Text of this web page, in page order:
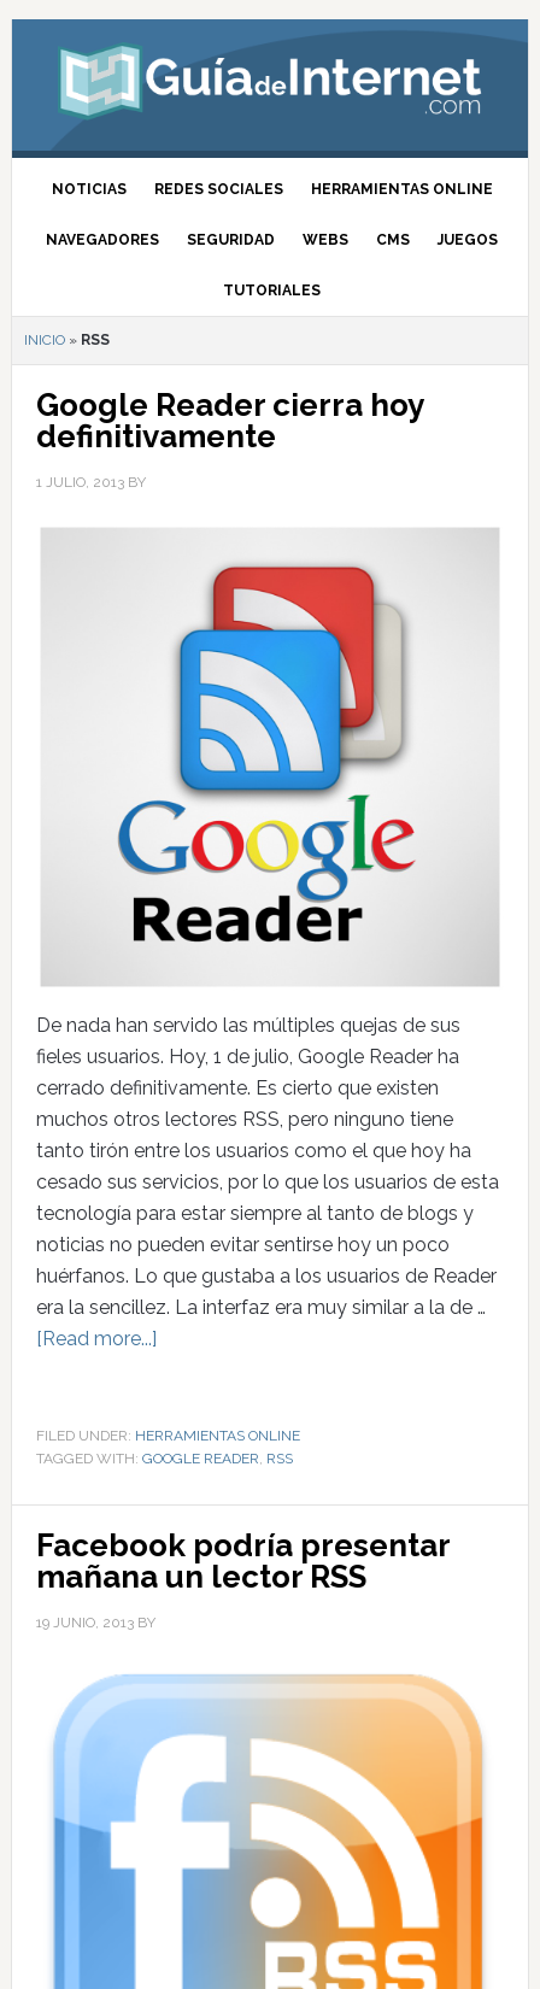
NOTICIAS REDES SOCIALES HERRAMIENTAS ONLINE
NAVEGADORES SEGURIDAD WEBS CMS JUEGOS
TUTORIALES
INICIO» RSS
Google Reader cierra hoy
definitivamente
1 JULIO, 2013BY
De nada han servido las múltiples quejas de sus
fieles usuarios. Hoy, 1 de julio, Google Reader ha
cerrado definitivamente. Es cierto que existen
muchos otros lectores RSS, pero ninguno tiene
tanto tirón entre los usuarios como el que hoy ha
cesado sus servicios, por lo que los usuarios de esta
tecnología para estar siempre al tanto de blogs y
noticias no pueden evitar sentirse hoy un poco
huérfanos. Lo que gustaba a los usuarios de Reader
era la sencillez. La interfaz era muy similar a la de …
[Read more...]
FILED UNDER: HERRAMIENTAS ONLINE
TAGGED WITH: GOOGLE READER, RSS
Facebook podría presentar
mañana un lector RSS
19 JUNIO, 2013BY